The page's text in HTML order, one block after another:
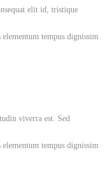
elit id, tristique
tempus dignissim
viverra est. Sed
tempus dignissim